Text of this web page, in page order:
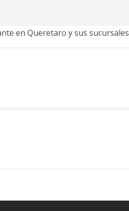
en Queretaro y sus sucursales